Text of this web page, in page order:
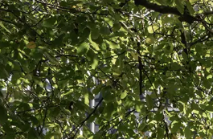
KONTAKT NOTDIENST